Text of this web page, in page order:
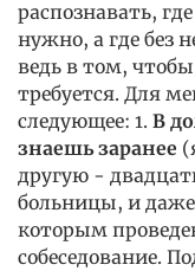
распознавать,
нужно, а где без
ведь в том,
требуется. Для
следующее: 1. В
знаешь заранее
другую -
больницы, и даже
которым
собеседование.